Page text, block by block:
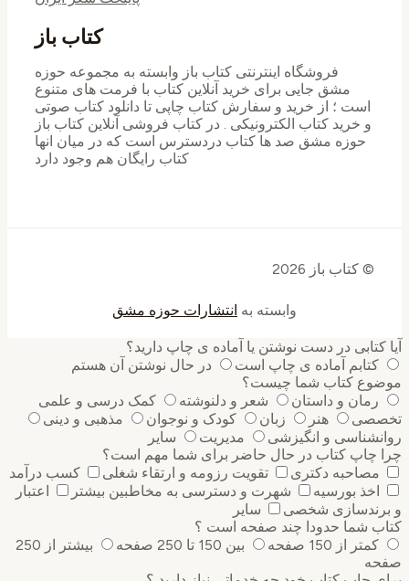
کتاب باز
فروشگاه اینترنتی کتاب باز وابسته به مجموعه حوزه
مشق جایی برای خرید ‌آنلاین کتاب با فرمت های متنوع
است ؛ از خرید و سفارش کتاب چاپی تا دانلود کتاب صوتی
و خرید کتاب الکترونیکی . در کتاب فروشی آنلاین کتاب باز
حوزه مشق صد ها کتاب دردسترس است که در میان انها
کتاب رایگان هم وجود دارد
© کتاب باز 2026
وابسته به انتشارات حوزه مشق
آیا کتابی در دست نوشتن یا آماده ی چاپ دارید؟
کتابم آماده ی چاپ است
در حال نوشتن آن هستم
موضوع کتاب شما چیست؟
رمان و داستان
شعر و دلنوشته
کمک درسی و علمی
تخصصی
هنر زبان کودک و نوجوان
مذهبی و دینی
روانشناسی و انگیزشی
مدیریت
سایر
چرا چاپ کتاب در حال حاضر برای شما مهم است؟
مصاحبه دکتری
تقویت رزومه و ارتقاء شغلی
کسب درآمد
اخذ بورسیه
شهرت و دسترسی به مخاطبین بیشتر
اعتبار
و برندسازی شخصی
سایر
کتاب شما حدودا چند صفحه است ؟
کمتر از 150 صفحه
بین 150 تا 250 صفحه
بیشتر از 250
صفحه